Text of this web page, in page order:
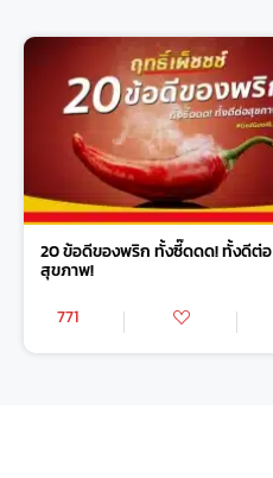
20 ข้อดีของพริก ทั้งซี๊ดดด! ทั้งดีต่อ
สุขภาพ!
771